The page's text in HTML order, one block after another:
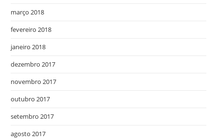
março 2018
fevereiro 2018
janeiro 2018
dezembro 2017
novembro 2017
outubro 2017
setembro 2017
agosto 2017